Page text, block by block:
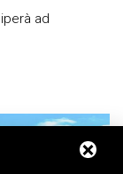
ad